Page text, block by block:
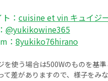
： cuisine et vin キュイジ
@yukikowine365
： 8yukiko76hirano
使う場合は500Wのものを基
て差がありますので、様子をみ